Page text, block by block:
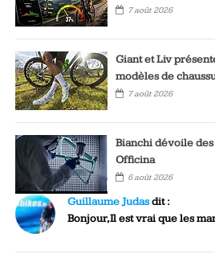
7 août 2026
Giant et Liv
modèles de
7 août 2026
Bianchi dévoile
Officina
6 août 2026
Guillaume Judasdit :
Bonjour,Il est vrai que les